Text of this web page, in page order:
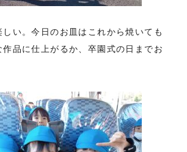
い。今日のお皿はこれから焼いても
作品に仕上がるか、卒園式の日までお